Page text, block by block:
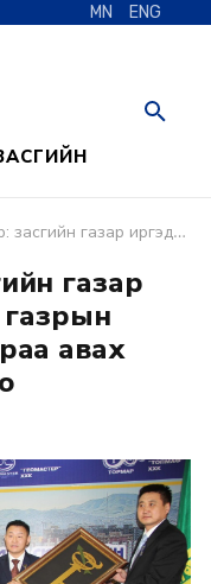
MN ENG
өмчийн газрын мэдээллээ гар утсаараа авах боломжтой болголоо
газар
газрын
авах